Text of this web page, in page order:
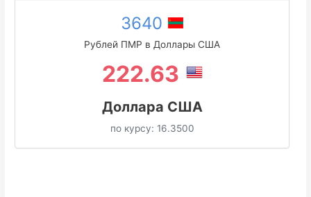
3640
Рублей ПМР в Доллары США
222.63
Доллара США
по курсу: 16.3500